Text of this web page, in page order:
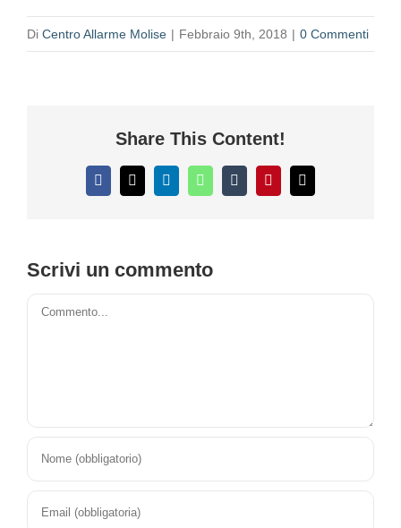
Di Centro Allarme Molise | Febbraio 9th, 2018 | 0 Commenti
Share This Content!
Facebook
X LinkedInWhatsAppTumblrPinterestEmail
Scrivi un commento
Commento